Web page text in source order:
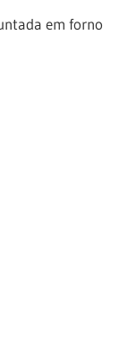
em forno